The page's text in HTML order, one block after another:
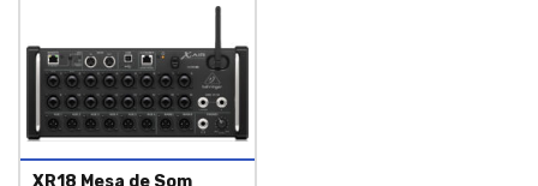
XR18 Mesa de Som